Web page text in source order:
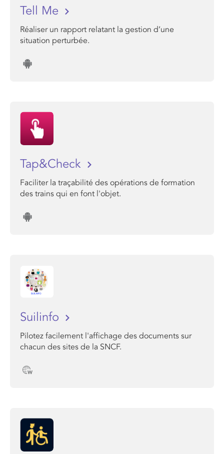
Tell Me
Réaliser un rapport relatant la gestion d’une
situation perturbée.
Tap&Check
Faciliter la traçabilité des opérations de formation
des trains qui en font l'objet.
Suilinfo
Pilotez facilement l'affichage des documents sur
chacun des sites de la SNCF.